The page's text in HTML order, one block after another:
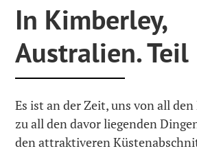
In Kimberley,
Australien. Teil
Es ist an der Zeit, uns von all
zu all den davor liegenden
den attraktiveren